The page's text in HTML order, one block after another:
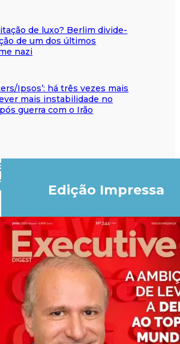
de luxo? Berlim divide-
de um dos últimos
nazi
Ipsos’: há três vezes mais
mais instabilidade no
guerra com o Irão
Edição Impressa